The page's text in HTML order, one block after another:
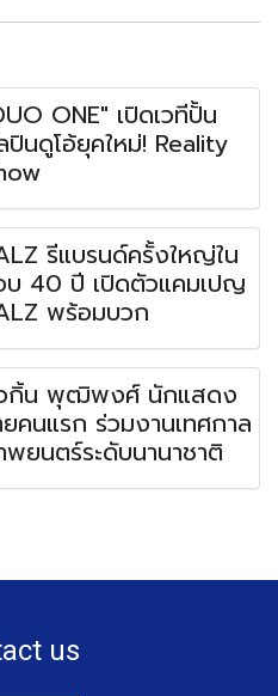
ONE" เปิดเวทีปั้น
ปินดูโอ้ยุคใหม่! Reality
รีแบรนด์ครั้งใหญ่ใน
บ 40 ปี เปิดตัวแคมเปญ
พร้อมบวก
กิ้น พุฒิพงศ์ นักแสดง
ยคนแรก ร่วมงานเทศกาล
พยนตร์ระดับนานาชาติ
us